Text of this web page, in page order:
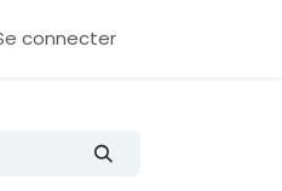
connecter